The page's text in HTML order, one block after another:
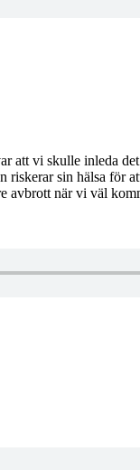
att vi skulle inleda
sin hälsa för
avbrott när vi väl